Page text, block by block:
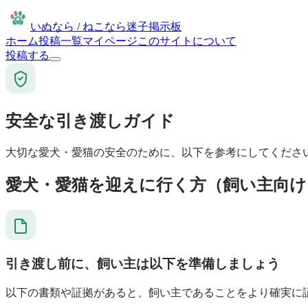
いぬなら / ねこなら迷子掲示板
ホーム投稿一覧マイページこのサイトについて
投稿する
安全な引き渡しガイド
大切な愛犬・愛猫の安全のために、以下を参考にしてくださ
愛犬・愛猫を迎えに行く方（飼い主向け
引き渡し前に、飼い主は以下を準備しましょう
以下の書類や証拠があると、飼い主であることをより確実に